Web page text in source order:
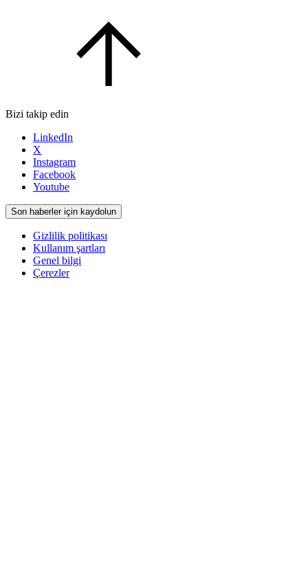
Bizi takip edin
LinkedIn
X
Instagram
Facebook
Youtube
Son haberler için kaydolun
Gizlilik politikası
Kullanım şartları
Genel bilgi
Çerezler